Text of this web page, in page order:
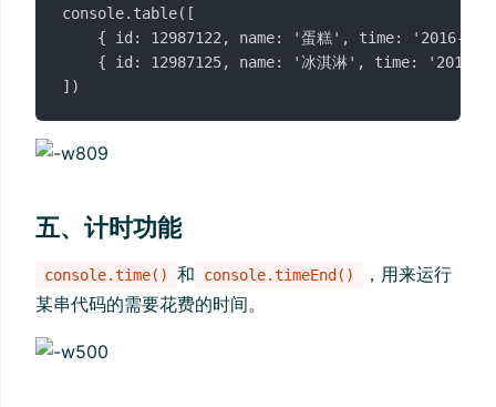
console.table([
{ id: 12987122, name: '蛋糕', time: '2016-05-
{ id: 12987125, name: '冰淇淋', time: '2016-
五、计时功能
console.time() 和 console.timeEnd()
，用来运行
某串代码的需要花费的时间。